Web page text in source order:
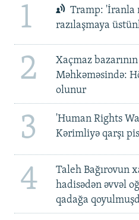
1
Tramp: 'İranla
razılaşmaya
2
Xaçmaz
Məhkəməsində:
olunur
3
'Human Rights
Kərimliyə qarşı
4
Taleh Bağırovun
hadisədən əvvəl
qadağa